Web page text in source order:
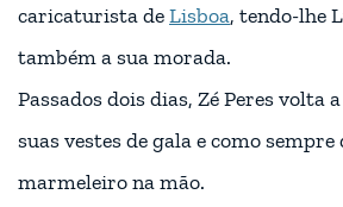
caricaturista deLisboa, tendo-lhe
também a sua morada.
Passados dois dias, Zé Peres volta
suas vestes de gala e como sempre
marmeleiro na mão.